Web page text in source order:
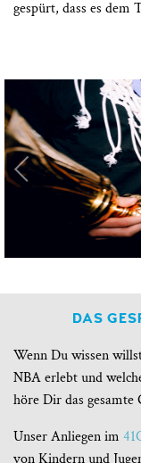
gespürt, dass es dem
DAS
Wenn Du wissen
NBA erlebt und
höre Dir das gesamte
Unser Anliegen im
von Kindern und